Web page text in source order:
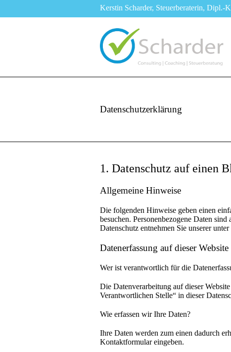
Kerstin Scharder, Steuerberaterin, Dipl.-
Datenschutzerklärung
1. Datenschutz auf einen
Allgemeine Hinweise
Die folgenden Hinweise geben einen
besuchen. Personenbezogene Daten
Datenschutz entnehmen Sie unserer
Datenerfassung auf dieser Website
Wer ist verantwortlich für die
Die Datenverarbeitung auf dieser
Verantwortlichen Stelle“ in dieser
Wie erfassen wir Ihre Daten?
Ihre Daten werden zum einen dadurch
Kontaktformular eingeben.